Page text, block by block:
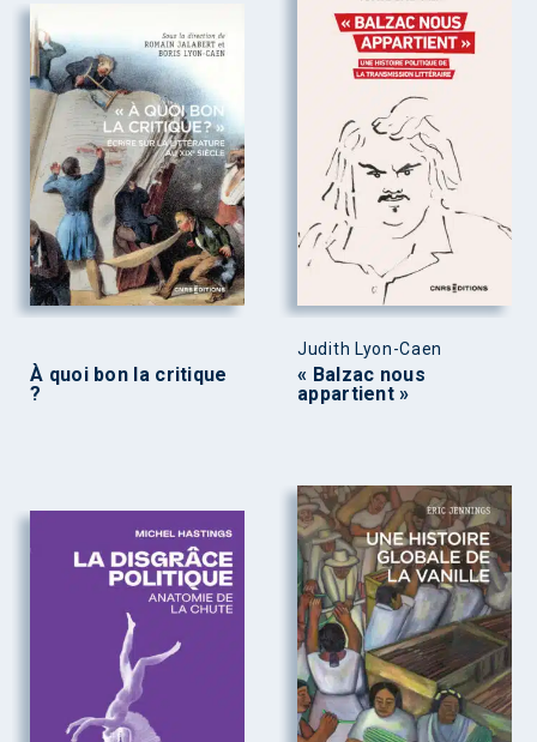
À quoi bon la critique
?
Judith Lyon-Caen
« Balzac nous
appartient »